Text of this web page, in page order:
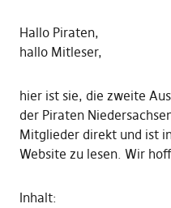
Hallo Piraten,
hallo Mitleser,
hier ist sie, die zweite
der Piraten
Mitglieder direkt und ist
Website zu lesen. Wir
Inhalt: